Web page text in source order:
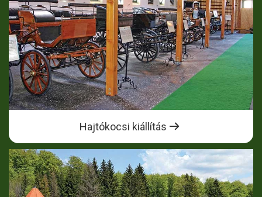
Hajtókocsi kiállítás